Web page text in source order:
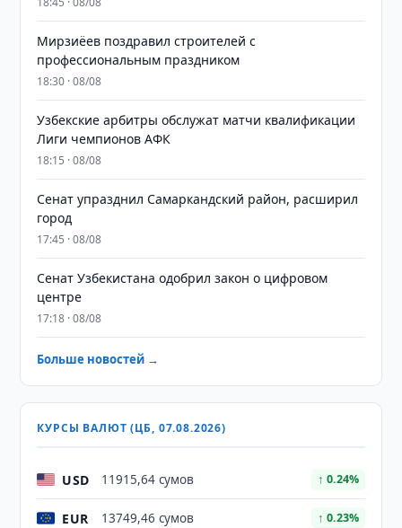
Мирзиёев поздравил строителей с
профессиональным праздником
18:30 · 08/08
Узбекские арбитры обслужат матчи квалификации
Лиги чемпионов АФК
18:15 · 08/08
Сенат упразднил Самаркандский район, расширил
город
17:45 · 08/08
Сенат Узбекистана одобрил закон о цифровом
центре
17:18 · 08/08
Больше новостей →
КУРСЫ ВАЛЮТ (ЦБ, 07.08.2026)
USD 11915,64 сумов ↑ 0.24%
EUR 13749,46 сумов ↑ 0.23%